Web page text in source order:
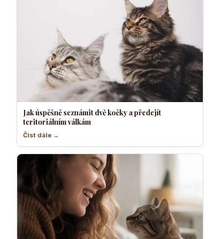
Jak úspěšně seznámit dvě kočky a předejít
teritoriálním válkám
Číst dále →